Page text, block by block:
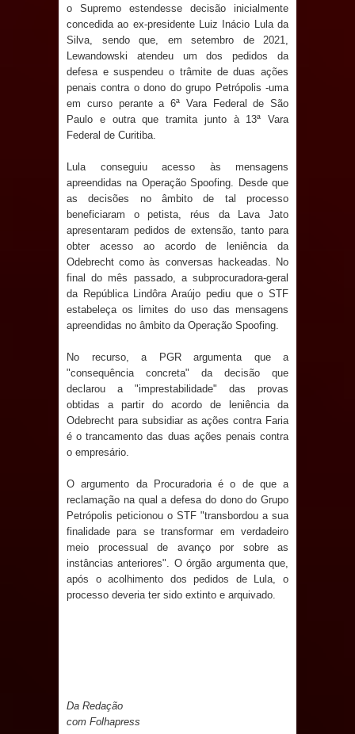
Denise Ribeiro toma posse no
Diretório Nacional do PDT durante
Convenção em Brasília
Dois Gigantes da Poesia Paraibana
BREJO em Guarabira
Vereador Davyd Matias reúne cerca
de 200 lideranças em apoio à pré-
candidatura de Denise Ribeiro à
Mari marca presença no maior
evento de saúde pública do planeta
com foco na qualificação dos
serviços do SUS
MULUNGU: Servidora revela
Perseguição na Gestão de Daniella
Ribeiro e prática repudiável revolta
população
parcelamentos são referentes a
o Supremo estendesse decisão inicialmente
concedida ao ex-presidente Luiz Inácio Lula da
Silva, sendo que, em setembro de 2021,
Lewandowski atendeu um dos pedidos da
defesa e suspendeu o trâmite de duas ações
penais contra o dono do grupo Petrópolis -uma
em curso perante a 6ª Vara Federal de São
Paulo e outra que tramita junto à 13ª Vara
Federal de Curitiba.
Lula conseguiu acesso às mensagens
apreendidas na Operação Spoofing. Desde que
as decisões no âmbito de tal processo
beneficiaram o petista, réus da Lava Jato
apresentaram pedidos de extensão, tanto para
obter acesso ao acordo de leniência da
Odebrecht como às conversas hackeadas. No
final do mês passado, a subprocuradora-geral
da República Lindôra Araújo pediu que o STF
estabeleça os limites do uso das mensagens
apreendidas no âmbito da Operação Spoofing.
No recurso, a PGR argumenta que a
"consequência concreta" da decisão que
declarou a "imprestabilidade" das provas
obtidas a partir do acordo de leniência da
Odebrecht para subsidiar as ações contra Faria
é o trancamento das duas ações penais contra
o empresário.
O argumento da Procuradoria é o de que a
reclamação na qual a defesa do dono do Grupo
Petrópolis peticionou o STF "transbordou a sua
finalidade para se transformar em verdadeiro
meio processual de avanço por sobre as
instâncias anteriores". O órgão argumenta que,
após o acolhimento dos pedidos de Lula, o
processo deveria ter sido extinto e arquivado.
Da Redação
com Folhapress